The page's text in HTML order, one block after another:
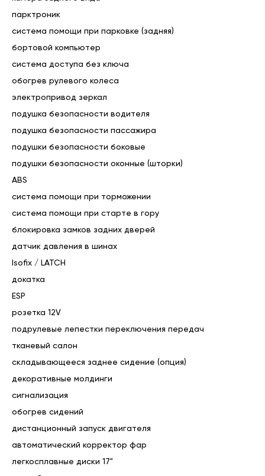
Комплектация «Оптимум»:
• Антиблокировочная система
• Система помощи при экстренном торможении
• Датчик давления в шинах
• ЭРА-ГЛОНАСС
• Подушки безопасности пассажира
• Боковые передние подушки безопасности
• Оконные шторки безопасности
• Блокировка замков задних дверей
• Система крепления детских автокресел
• Сигнализация с обратной связью
• Дистанционный запуск двигателя
• Центральный замок
• Бортовой компьютер
• Круиз-контроль
• Парктроник задний
• Система помощи при старте в гору
• Система помощи при спуске с горы
• Датчик дождя
• Электрогидро усилитель руля
• Система доступа без ключа
• Регулировка сиденья пассажира
• Электростеклоподъемники передние и задние
• Климат-контроль 1-зонный
• Подогрев сидений водителя и пассажира
• Подогрев руля
парктроник
система помощи при парковке (задняя)
бортовой компьютер
система доступа без ключа
обогрев рулевого колеса
электропривод зеркал
подушка безопасности водителя
подушка безопасности пассажира
подушки безопасности боковые
подушки безопасности оконные (шторки)
ABS
система помощи при торможении
система помощи при старте в гору
блокировка замков задних дверей
датчик давления в шинах
Isofix / LATCH
докатка
ESP
розетка 12V
подрулевые лепестки переключения передач
тканевый салон
складывающееся заднее сидение (опция)
декоративные молдинги
сигнализация
обогрев сидений
дистанционный запуск двигателя
автоматический корректор фар
легкосплавные диски 17"